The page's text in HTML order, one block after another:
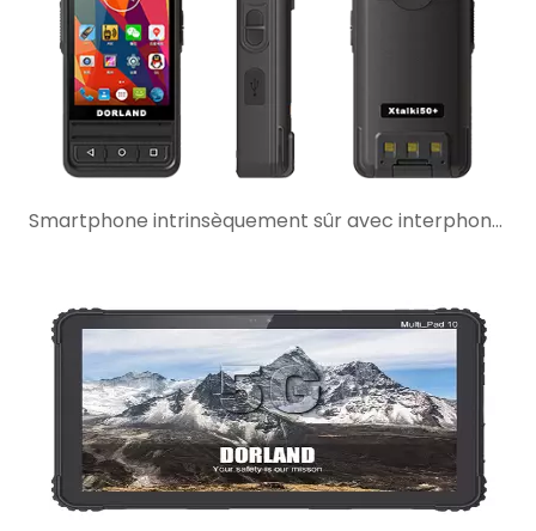
Smartphone intrinsèquement sûr avec interphone talkie-walkie : quand est-ce le meilleur choix ?